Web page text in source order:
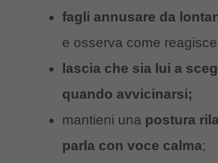
fagli annusare da
e osserva come
lascia che sia lui a
quando avvicinarsi;
mantieni una postura
parla con voce calma;